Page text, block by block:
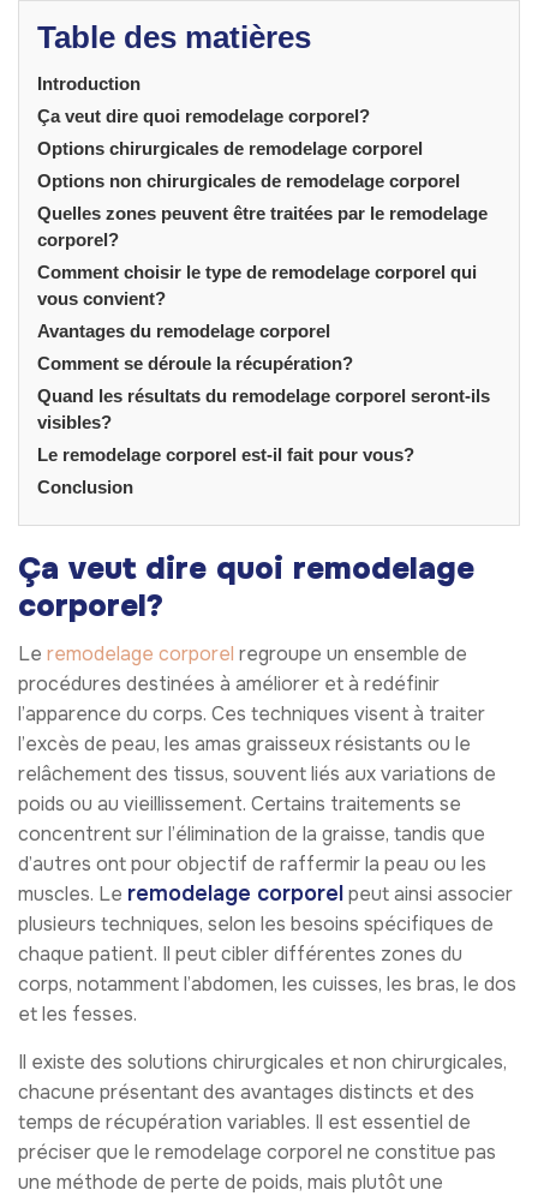
Table des matières
Introduction
Ça veut dire quoi remodelage corporel?
Options chirurgicales de remodelage corporel
Options non chirurgicales de remodelage corporel
Quelles zones peuvent être traitées par le remodelage
corporel?
Comment choisir le type de remodelage corporel qui
vous convient?
Avantages du remodelage corporel
Comment se déroule la récupération?
Quand les résultats du remodelage corporel seront-ils
visibles?
Le remodelage corporel est-il fait pour vous?
Conclusion
Ça veut dire quoi remodelage
corporel?
Le remodelage corporel regroupe un ensemble de
procédures destinées à améliorer et à redéfinir
l’apparence du corps. Ces techniques visent à traiter
l’excès de peau, les amas graisseux résistants ou le
relâchement des tissus, souvent liés aux variations de
poids ou au vieillissement. Certains traitements se
concentrent sur l’élimination de la graisse, tandis que
d’autres ont pour objectif de raffermir la peau ou les
muscles. Le remodelage corporelpeut ainsi associer
plusieurs techniques, selon les besoins spécifiques de
chaque patient. Il peut cibler différentes zones du
corps, notamment l’abdomen, les cuisses, les bras, le dos
et les fesses.
Il existe des solutions chirurgicales et non chirurgicales,
chacune présentant des avantages distincts et des
temps de récupération variables. Il est essentiel de
préciser que le remodelage corporel ne constitue pas
une méthode de perte de poids, mais plutôt une